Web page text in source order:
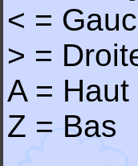
< =
> =
A = Haut
Z = Bas